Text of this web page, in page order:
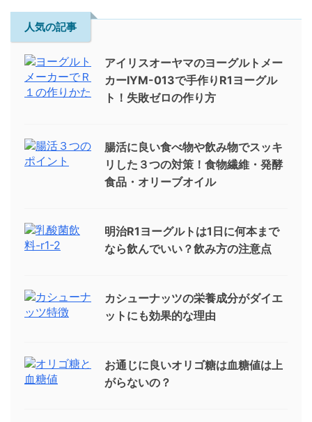
人気の記事
アイリスオーヤマのヨーグルトメー
カーIYM-013で手作りR1ヨーグル
ト！失敗ゼロの作り方
腸活に良い食べ物や飲み物でスッキ
リした３つの対策！食物繊維・発酵
食品・オリーブオイル
明治R1ヨーグルトは1日に何本まで
なら飲んでいい？飲み方の注意点
カシューナッツの栄養成分がダイエ
ットにも効果的な理由
お通じに良いオリゴ糖は血糖値は上
がらないの？